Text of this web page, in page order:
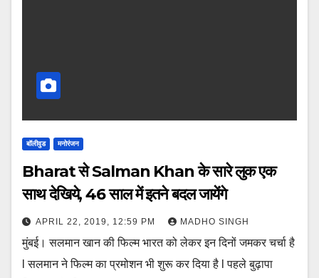
बॉलीवुड मनोरंजन
Bharat से Salman Khan के सारे लुक एक
साथ देखिये, 46 साल में इतने बदल जायेंगे
APRIL 22, 2019, 12:59 PM MADHO SINGH
मुंबई। सलमान खान की फिल्म भारत को लेकर इन दिनों जमकर चर्चा है
l सलमान ने फिल्म का प्रमोशन भी शुरू कर दिया है l पहले बुढ़ापा